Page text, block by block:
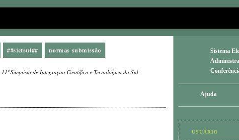
Sistema
Ajuda
USUÁRIO
##sictsul## normas submissão
11º Simpósio de Integração Científica e Tecnológica do Sul